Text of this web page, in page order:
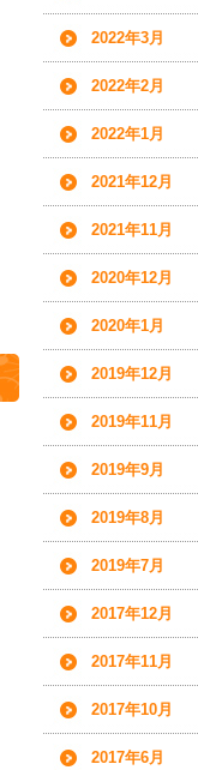
2022年3月
2022年2月
2022年1月
2021年12月
2021年11月
2020年12月
2020年1月
2019年12月
2019年11月
2019年9月
2019年8月
2019年7月
2017年12月
2017年11月
2017年10月
2017年6月